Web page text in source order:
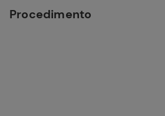
Procedimento